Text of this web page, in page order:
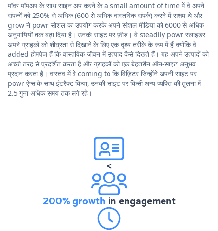
पॉवर पॉपअप के साथ साइन अप करने के a small amount of time में वे अपने
संपर्कों को 250% से अधिक (600 से अधिक वास्तविक संपर्क) करने में सक्षम थे और
grow ने powr सोशल का उपयोग करके अपने सोशल मीडिया को 6000 से अधिक
अनुयायियों तक बढ़ा दिया है। उनकी साइट पर फ़ीड। वे steadily powr स्लाइडर
अपने ग्राहकों को शीघ्रता से दिखाने के लिए एक दृश्य तरीके के रूप में हैं क्योंकि वे
added होमपेज हैं कि वास्तविक जीवन में उत्पाद कैसे दिखते हैं। यह अपने उत्पादों को
अच्छी तरह से प्रदर्शित करता है और ग्राहकों को एक बेहतरीन ऑन-साइट अनुभव
प्रदान करता है। वास्तव में वे coming to कि विज़िटर जिन्होंने अपनी साइट पर
powr ऐप्स के साथ इंटरैक्ट किया, उनकी साइट पर किसी अन्य व्यक्ति की तुलना में
2.5 गुना अधिक समय तक लगे रहे।
<
200% growth in engagement